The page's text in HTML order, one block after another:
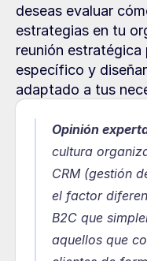
deseas evaluar
estrategias en tu
reunión estratégica
específico y
adaptado a tus
Opinión
cultura
CRM (gestión
el factor
B2C que
aquellos que